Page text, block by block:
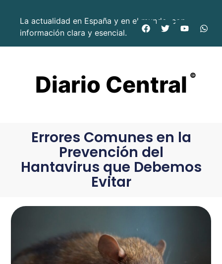
La actualidad en España y en el mundo, con
información clara y esencial.
Diario Central ©
Errores Comunes en la
Prevención del
Hantavirus que Debemos
Evitar